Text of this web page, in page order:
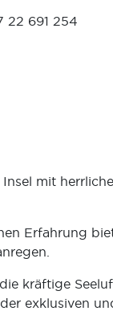
22 691 254
mit
Erfahrung
kräftige
exklusiven